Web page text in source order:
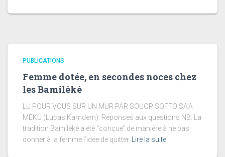
PUBLICATIONS
Femme dotée, en secondes noces chez
les Bamiléké
LU POUR VOUS SUR UN MUR PAR SOUOP SOFFO SA’A
MEKÙ (Lucas Kamdem): Réponses aux questions NB: La
tradition Bamiléké a été ‘’conçue’’ de manière à ne pas
donner à la femme l’idée de quitter
Lire la suite